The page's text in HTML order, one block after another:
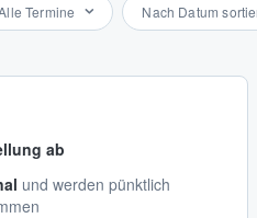
Termine Nach Datum
ab
und werden pünktlich